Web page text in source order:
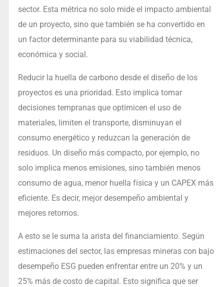
sector. Esta métrica no solo mide el impacto ambiental
de un proyecto, sino que también se ha convertido en
un factor determinante para su viabilidad técnica,
económica y social.
Reducir la huella de carbono desde el diseño de los
proyectos es una prioridad. Esto implica tomar
decisiones tempranas que optimicen el uso de
materiales, limiten el transporte, disminuyan el
consumo energético y reduzcan la generación de
residuos. Un diseño más compacto, por ejemplo, no
solo implica menos emisiones, sino también menos
consumo de agua, menor huella física y un CAPEX más
eficiente. Es decir, mejor desempeño ambiental y
mejores retornos.
A esto se le suma la arista del financiamiento. Según
estimaciones del sector, las empresas mineras con bajo
desempeño ESG pueden enfrentar entre un 20% y un
25% más de costo de capital. Esto significa que ser